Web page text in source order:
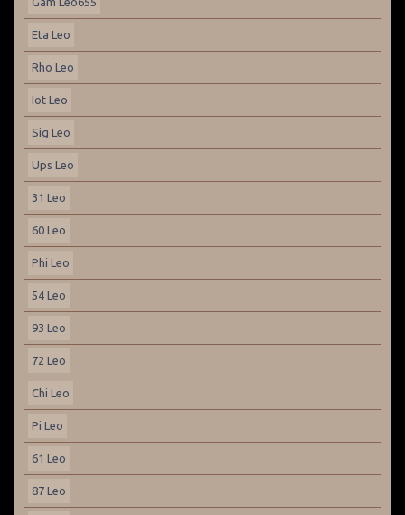
Eta Leo
Rho Leo
Iot Leo
Sig Leo
Ups Leo
31 Leo
60 Leo
Phi Leo
54 Leo
93 Leo
72 Leo
Chi Leo
Pi Leo
61 Leo
87 Leo